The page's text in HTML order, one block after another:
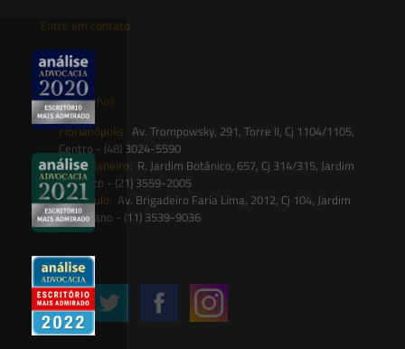
Entre em contato
contato@saesadvogados.com.br
Onde estamos
Florianópolis: Av. Trompowsky, 291, Torre II, Cj 1104/1105,
Centro - (48) 3024-5590
Rio de Janeiro: R. Jardim Botânico, 657, Cj 314/315, Jardim
Botânico - (21) 3559-2005
São Paulo: Av. Brigadeiro Faria Lima, 2012, Cj 104, Jardim
Paulistano - (11) 3539-9036
Siga-nos